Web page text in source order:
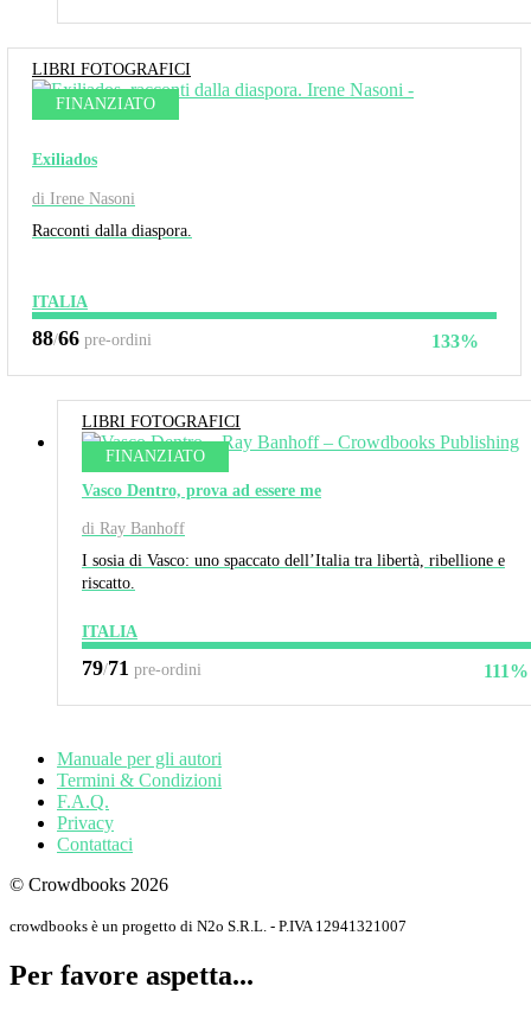
LIBRI FOTOGRAFICI
FINANZIATO
Exiliados
di Irene Nasoni
Racconti dalla diaspora.
ITALIA
133%
88/66 pre-ordini
LIBRI FOTOGRAFICI
FINANZIATO
Vasco Dentro, prova ad essere me
di Ray Banhoff
I sosia di Vasco: uno spaccato dell’Italia tra libertà, ribellione e
riscatto.
ITALIA
111%
79/71 pre-ordini
Manuale per gli autori
Termini & Condizioni
F.A.Q.
Privacy
Contattaci
© Crowdbooks 2026
crowdbooks è un progetto di N2o S.R.L. - P.IVA 12941321007
Per favore aspetta...